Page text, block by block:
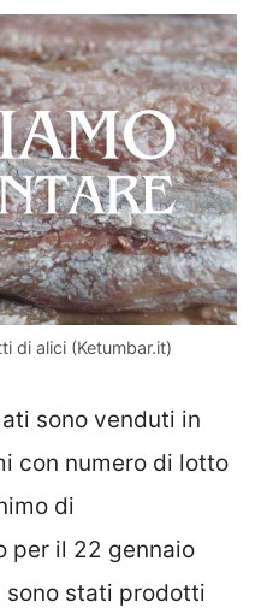
di alici (Ketumbar.it)
sono venduti in
con numero di lotto
di
per il 22 gennaio
stati prodotti